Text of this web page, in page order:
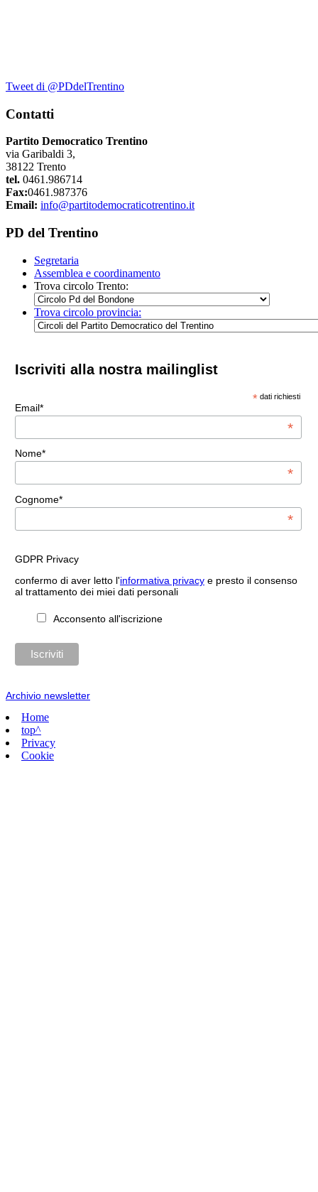
Tweet di @PDdelTrentino
Contatti
Partito Democratico Trentino
via Garibaldi 3,
38122 Trento
tel. 0461.986714
Fax:0461.987376
Email: info@partitodemocraticotrentino.it
PD del Trentino
Segretaria
Assemblea e coordinamento
Trova circolo Trento:
Trova circolo provincia:
Iscriviti alla nostra mailinglist
* dati richiesti
Email*
*
Nome*
*
Cognome*
*
GDPR Privacy
confermo di aver letto l'informativa privacye presto il consenso
al trattamento dei miei dati personali
Acconsento all'iscrizione
Archivio newsletter
Home
top^
Privacy
Cookie